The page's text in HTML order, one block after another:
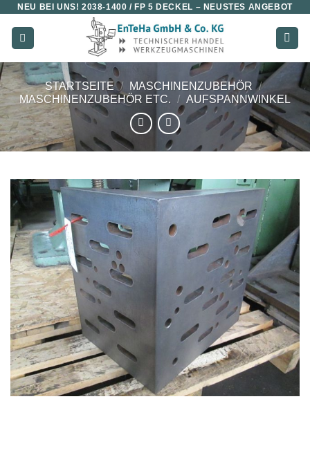
Zum
Inhalt
springen
NEU BEI UNS!2038-1400 / FP 5 DECKEL – NEUSTES ANGEBOT
STARTSEITE / MASCHINENZUBEHÖR /
MASCHINENZUBEHÖR ETC. / AUFSPANNWINKEL